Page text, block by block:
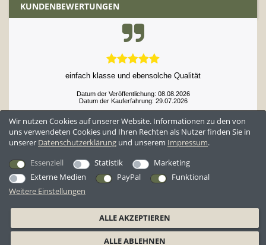
KUNDENBEWERTUNGEN
einfach klasse und ebensolche Qualität
Datum der Veröffentlichung: 08.08.2026
Datum der Kauferfahrung: 29.07.2026
Wir nutzen Cookies auf unserer Website. Informationen zu den von
uns verwendeten Cookies und Ihren Rechten als Nutzer finden Sie in
unserer Daten­schutz­erklärung und unserem Impressum.
Essenziell
Statistik
Marketing
Externe Medien
PayPal
Funktional
Weitere Einstellungen
ALLE AKZEPTIEREN
ALLE ABLEHNEN
AGB Datenschutzerklärung Widerrufsrecht
Widerrufsformular